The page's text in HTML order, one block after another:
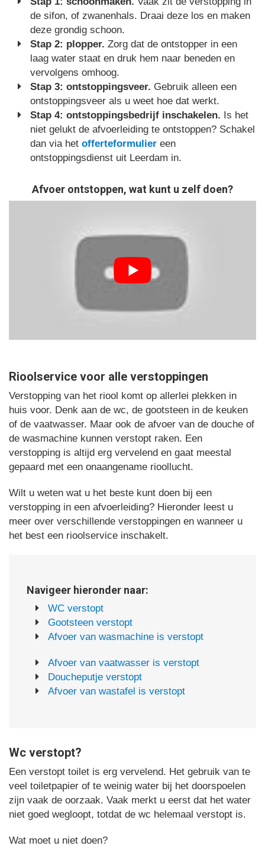
de sifon, of zwanenhals. Draai deze los en maken
deze grondig schoon.
Stap 2: plopper. Zorg dat de ontstopper in een
laag water staat en druk hem naar beneden en
vervolgens omhoog.
Stap 3: ontstoppingsveer. Gebruik alleen een
ontstoppingsveer als u weet hoe dat werkt.
Stap 4: ontstoppingsbedrijf inschakelen. Is het
niet gelukt de afvoerleiding te ontstoppen? Schakel
dan via hetofferteformulier een
ontstoppingsdienst uit Leerdam in.
Afvoer ontstoppen, wat kunt u zelf doen?
Rioolservice voor alle verstoppingen
Verstopping van het riool komt op allerlei plekken in
huis voor. Denk aan de wc, de gootsteen in de keuken
of de vaatwasser. Maar ook de afvoer van de douche of
de wasmachine kunnen verstopt raken. Een
verstopping is altijd erg vervelend en gaat meestal
gepaard met een onaangename rioollucht.
Wilt u weten wat u het beste kunt doen bij een
verstopping in een afvoerleiding? Hieronder leest u
meer over verschillende verstoppingen en wanneer u
het best een rioolservice inschakelt.
Navigeer hieronder naar:
WC verstopt
Gootsteen verstopt
Afvoer van wasmachine is verstopt
Afvoer van vaatwasser is verstopt
Doucheputje verstopt
Afvoer van wastafel is verstopt
Wc verstopt?
Een verstopt toilet is erg vervelend. Het gebruik van te
veel toiletpapier of te weinig water bij het doorspoelen
zijn vaak de oorzaak. Vaak merkt u eerst dat het water
niet goed wegloopt, totdat de wc helemaal verstopt is.
Wat moet u niet doen?